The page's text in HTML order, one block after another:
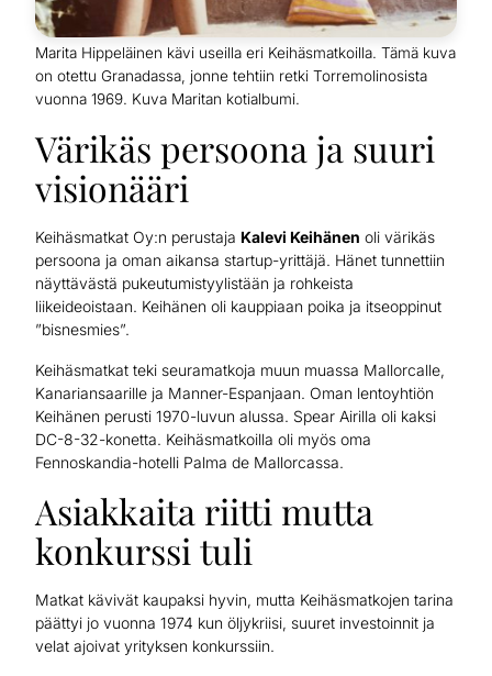
Marita Hippeläinen kävi useilla eri Keihäsmatkoilla. Tämä kuva
on otettu Granadassa, jonne tehtiin retki Torremolinosista
vuonna 1969. Kuva Maritan kotialbumi.
Värikäs persoona ja suuri
visionääri
Keihäsmatkat Oy:n perustaja Kalevi Keihänen oli värikäs
persoona ja oman aikansa startup-yrittäjä. Hänet tunnettiin
näyttävästä pukeutumistyylistään ja rohkeista
liikeideoistaan. Keihänen oli kauppiaan poika ja itseoppinut
”bisnesmies”.
Keihäsmatkat teki seuramatkoja muun muassa Mallorcalle,
Kanariansaarille ja Manner-Espanjaan. Oman lentoyhtiön
Keihänen perusti 1970-luvun alussa. Spear Airilla oli kaksi
DC-8-32-konetta. Keihäsmatkoilla oli myös oma
Fennoskandia-hotelli Palma de Mallorcassa.
Asiakkaita riitti mutta
konkurssi tuli
Matkat kävivät kaupaksi hyvin, mutta Keihäsmatkojen tarina
päättyi jo vuonna 1974 kun öljykriisi, suuret investoinnit ja
velat ajoivat yrityksen konkurssiin.